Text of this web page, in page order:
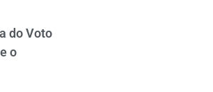
do Voto
o